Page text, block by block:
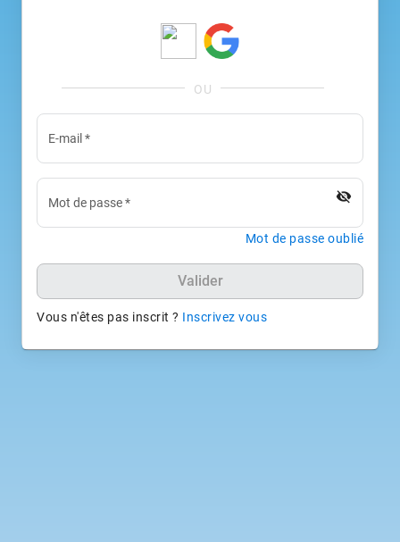
E-mail *
Mot de passe* visibility_off
Mot de passe oublié
Valider
Vous n'êtes pas inscrit ? Inscrivez vous